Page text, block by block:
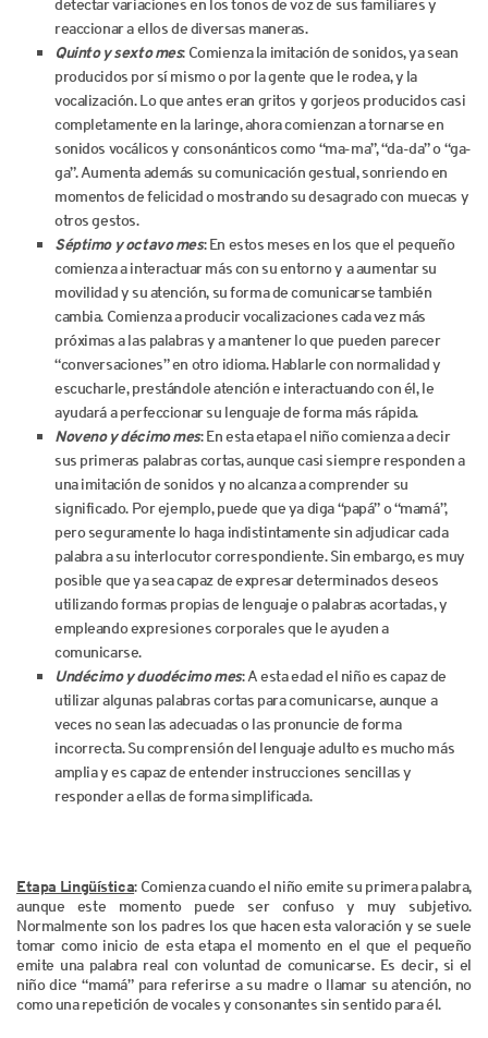
reaccionar a ellos de diversas maneras.
Quinto y sexto mes: Comienza la imitación de sonidos, ya sean
producidos por sí mismo o por la gente que le rodea, y la
vocalización. Lo que antes eran gritos y gorjeos producidos casi
completamente en la laringe, ahora comienzan a tornarse en
sonidos vocálicos y consonánticos como “ma-ma”, “da-da” o “ga-
ga”. Aumenta además su comunicación gestual, sonriendo en
momentos de felicidad o mostrando su desagrado con muecas y
otros gestos.
Séptimo y octavo mes: En estos meses en los que el pequeño
comienza a interactuar más con su entorno y a aumentar su
movilidad y su atención, su forma de comunicarse también
cambia. Comienza a producir vocalizaciones cada vez más
próximas a las palabras y a mantener lo que pueden parecer
“conversaciones” en otro idioma. Hablarle con normalidad y
escucharle, prestándole atención e interactuando con él, le
ayudará a perfeccionar su lenguaje de forma más rápida.
Noveno y décimo mes: En esta etapa el niño comienza a decir
sus primeras palabras cortas, aunque casi siempre responden a
una imitación de sonidos y no alcanza a comprender su
significado. Por ejemplo, puede que ya diga “papá” o “mamá”,
pero seguramente lo haga indistintamente sin adjudicar cada
palabra a su interlocutor correspondiente. Sin embargo, es muy
posible que ya sea capaz de expresar determinados deseos
utilizando formas propias de lenguaje o palabras acortadas, y
empleando expresiones corporales que le ayuden a
comunicarse.
Undécimo y duodécimo mes: A esta edad el niño es capaz de
utilizar algunas palabras cortas para comunicarse, aunque a
veces no sean las adecuadas o las pronuncie de forma
incorrecta. Su comprensión del lenguaje adulto es mucho más
amplia y es capaz de entender instrucciones sencillas y
responder a ellas de forma simplificada.
Etapa Lingüística: Comienza cuando el niño emite su primera palabra,
aunque este momento puede ser confuso y muy subjetivo.
Normalmente son los padres los que hacen esta valoración y se suele
tomar como inicio de esta etapa el momento en el que el pequeño
emite una palabra real con voluntad de comunicarse. Es decir, si el
niño dice “mamá” para referirse a su madre o llamar su atención, no
como una repetición de vocales y consonantes sin sentido para él.